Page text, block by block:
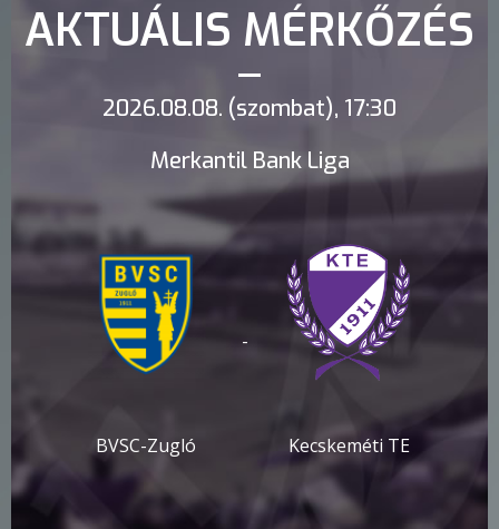
AKTUÁLIS MÉRKŐZÉS
2026.08.08. (szombat), 17:30
Merkantil Bank Liga
BVSC-Zugló
-
Kecskeméti TE